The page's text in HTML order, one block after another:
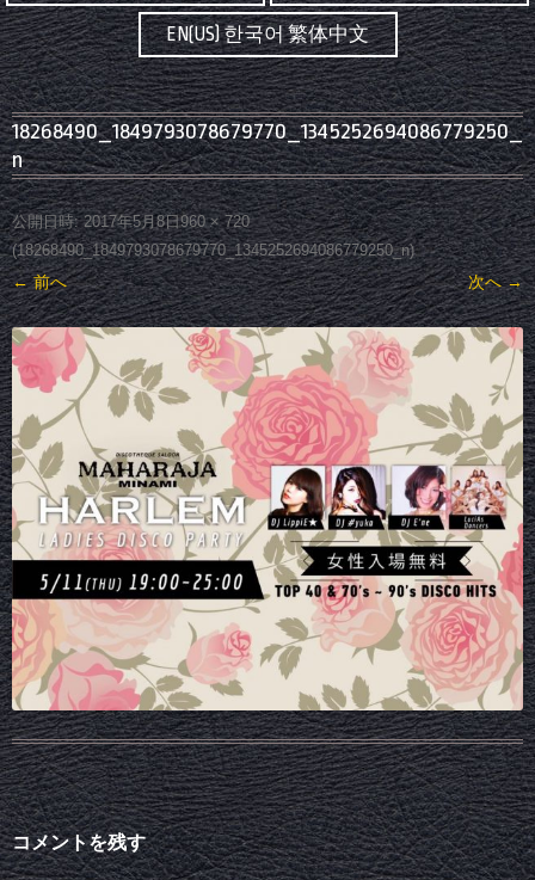
EN(US) 한국어 繁体中文
18268490_1849793078679770_1345252694086779250_
n
公開日時: 2017年5月8日960 × 720
(18268490_1849793078679770_1345252694086779250_n)
← 前へ 次へ →
コメントを残す